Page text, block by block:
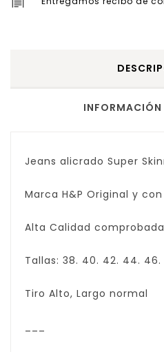
Jeans alicrado Super
Marca H&P Original y
Alta Calidad
Tallas: 38. 40. 42. 44. 46.
Tiro Alto, Largo normal